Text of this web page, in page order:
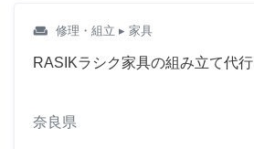
weekend 修理・組立 ▸ 家具
RASIKラシク家具の組み立て代行
奈良県